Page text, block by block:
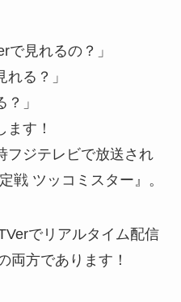
で見れるの？」
れる？」
」
す！
フジテレビで放送され
戦 ツッコミスター』。
でリアルタイム配信
両方であります！